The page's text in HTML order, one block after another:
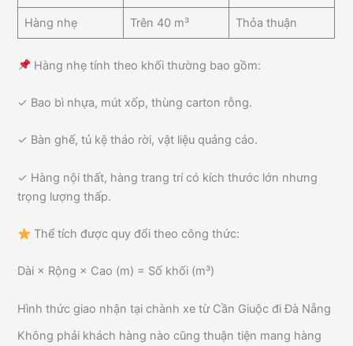
Hàng nhẹ Trên 40 m³ Thỏa thuận
Hàng nhẹ tính theo khối thường bao gồm:
✓ Bao bì nhựa, mút xốp, thùng carton rỗng.
✓ Bàn ghế, tủ kệ tháo rời, vật liệu quảng cáo.
✓ Hàng nội thất, hàng trang trí có kích thước lớn nhưng
trọng lượng thấp.
Thể tích được quy đổi theo công thức:
Dài × Rộng × Cao (m) = Số khối (m³)
Hình thức giao nhận tại chành xe từ Cần Giuộc đi Đà Nẵng
Không phải khách hàng nào cũng thuận tiện mang hàng